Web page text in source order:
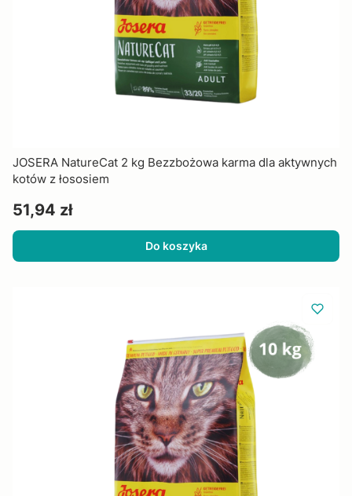
JOSERA NatureCat 2 kg Bezzbożowa karma dla aktywnych
kotów z łososiem
Cena
51,94 zł
Do koszyka